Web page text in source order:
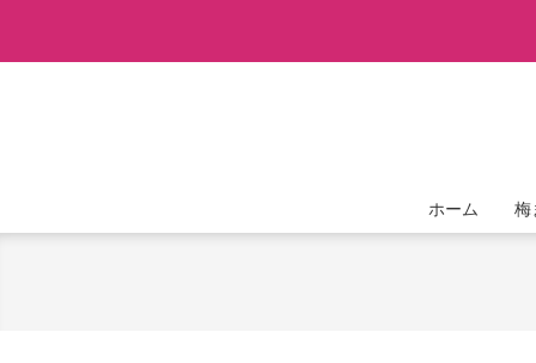
ホーム 梅